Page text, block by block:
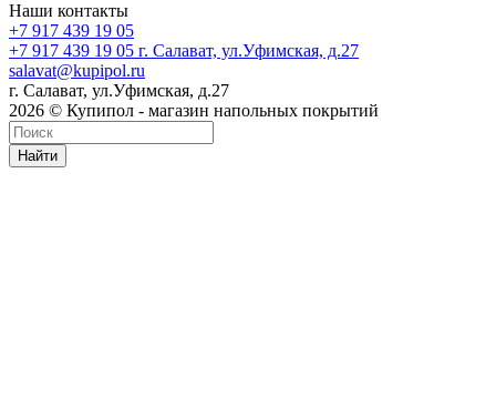
Наши контакты
+7 917 439 19 05
+7 917 439 19 05 г. Салават, ул.Уфимская, д.27
salavat@kupipol.ru
г. Салават, ул.Уфимская, д.27
2026 © Купипол - магазин напольных покрытий
Найти